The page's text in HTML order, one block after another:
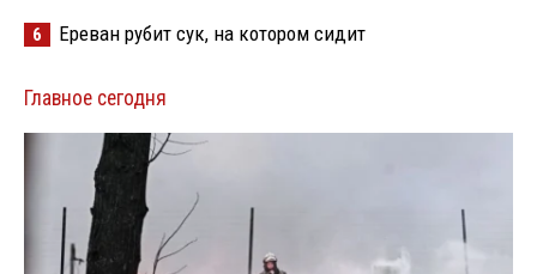
6 Ереван рубит сук, на котором сидит
Главное сегодня